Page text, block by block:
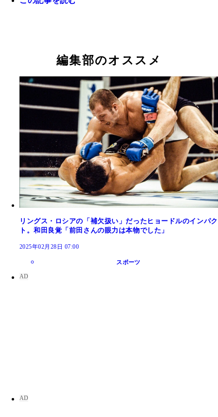
編集部のオススメ
リングス・ロシアの「補欠扱い」だったヒョードルのインパク
ト。和田良覚「前田さんの眼力は本物でした」
2025年02月28日 07:00
スポーツ